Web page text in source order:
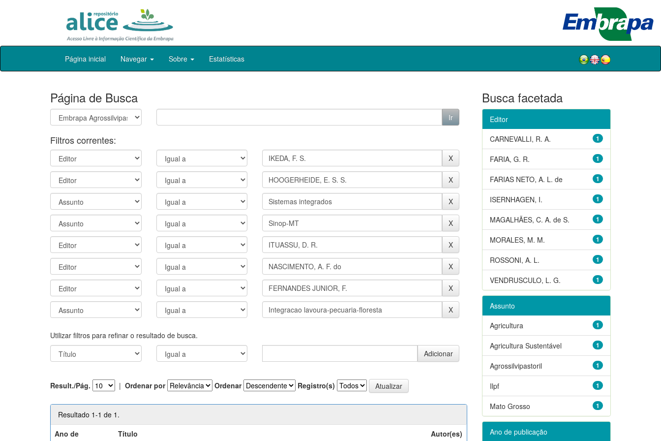
Skip
Página inicial Navegar Sobre Estatísticas
Página de Busca
Filtros correntes:
Utilizar filtros para refinar o resultado de busca.
Result./Pág. | Ordenar por Ordenar Registro(s)
Resultado 1-1 de 1.
Ano de
Título Autor(es)
Busca facetada
Editor
1
CARNEVALLI, R. A.
1
FARIA, G. R.
1
FARIAS NETO, A. L. de
1
ISERNHAGEN, I.
1
MAGALHÃES, C. A. de S.
1
MORALES, M. M.
1
ROSSONI, A. L.
1
VENDRUSCULO, L. G.
Assunto
1
Agricultura
1
Agricultura Sustentável
1
Agrossilvipastoril
1
Ilpf
1
Mato Grosso
Ano de publicação